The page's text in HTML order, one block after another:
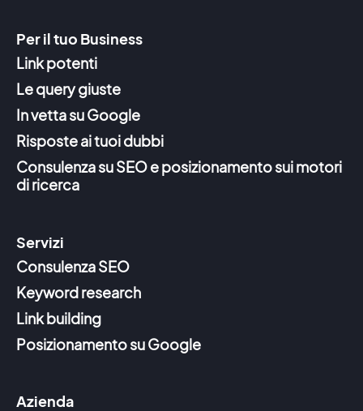
Per il tuo Business
Link potenti
Le query giuste
In vetta su Google
Risposte ai tuoi dubbi
Consulenza su SEO e posizionamento sui motori
di ricerca
Servizi
Consulenza SEO
Keyword research
Link building
Posizionamento su Google
Azienda